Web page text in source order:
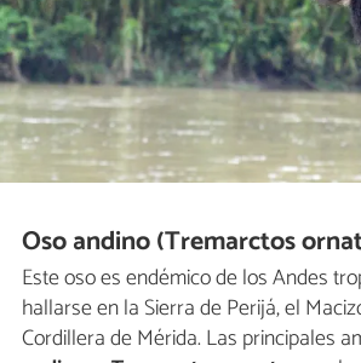
Oso andino (Tremarctos
Este oso es endémico de los Andes
hallarse en la Sierra de Perijá, el
Cordillera de Mérida. Las principales